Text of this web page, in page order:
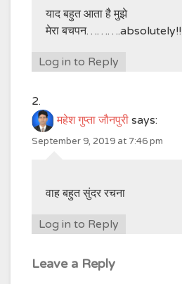
याद बहुत आता है मुझे
मेरा बचपन……….absolutely!!
Log in to Reply
महेश गुप्ता जौनपुरी says:
September 9, 2019 at 7:46 pm
वाह बहुत सुंदर रचना
Log in to Reply
Leave a Reply